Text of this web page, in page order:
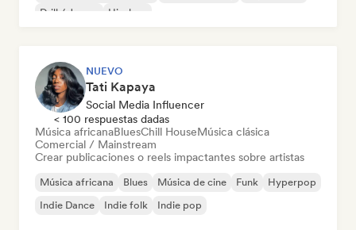
Drill / Jersey
Hip-hop
NUEVO
Tati Kapaya
Social Media Influencer
< 100 respuestas dadas
Música africanaBluesChill HouseMúsica clásica
Comercial / Mainstream
Crear publicaciones o reels impactantes sobre artistas
Música africana Blues Música de cine Funk
Hyperpop
Indie Dance
Indie folk Indie pop